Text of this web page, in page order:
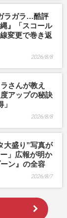
ラガラ…酷評
』「スコール
変更で巻き返
2026/8/8
さんが教え
アップの秘訣
2026/8/8
大盛り”写真が
」広報が明か
ン』の全容
2026/8/7